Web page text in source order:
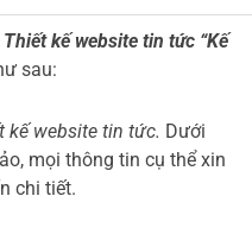
Thiết kế website tin tức “Kế
sau:
kế website tin tức. Dưới
mọi thông tin cụ thể xin
chi tiết.